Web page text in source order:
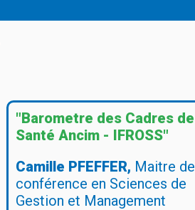
"Barometre des Cadres de
Santé Ancim - IFROSS"
Camille PFEFFER, Maitre de
conférence en Sciences de
Gestion et Management